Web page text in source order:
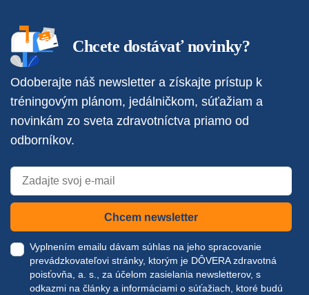
Chcete dostávať novinky?
Odoberajte náš newsletter a získajte prístup k
tréningovým plánom, jedálničkom, súťažiam a
novinkám zo sveta zdravotníctva priamo od
odborníkov.
Chcem newsletter
Vyplnením emailu dávam súhlas na jeho spracovanie
prevádzkovateľovi stránky, ktorým je DÔVERA zdravotná
poisťovňa, a. s., za účelom zasielania newsletterov, s
odkazmi na články a informáciami o súťažiach, ktoré budú